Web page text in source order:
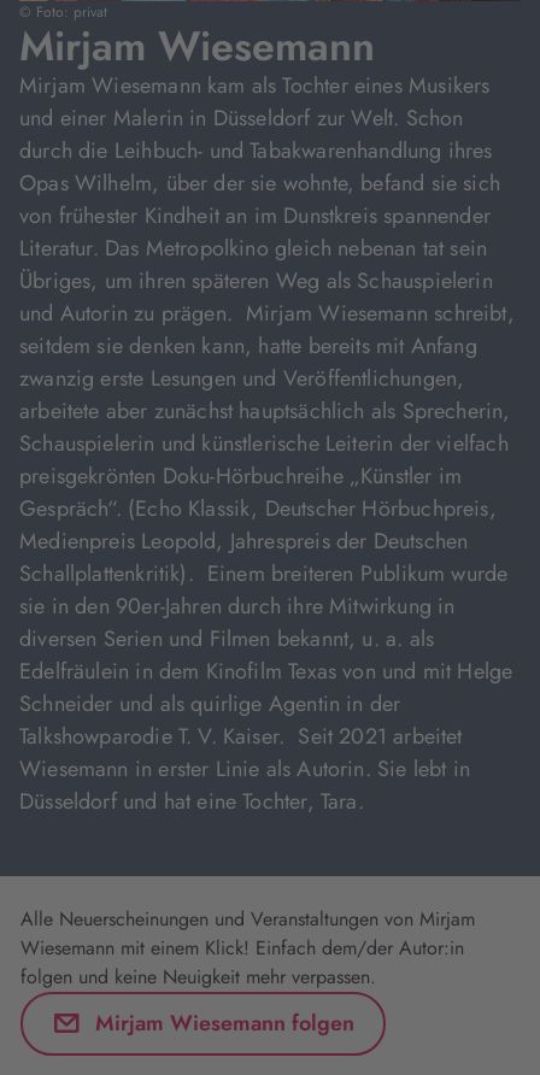
© Foto: privat
Mirjam Wiesemann
Mirjam Wiesemann kam als Tochter eines Musikers
und einer Malerin in Düsseldorf zur Welt. Schon
durch die Leihbuch- und Tabakwarenhandlung ihres
Opas Wilhelm, über der sie wohnte, befand sie sich
von frühester Kindheit an im Dunstkreis spannender
Literatur. Das Metropolkino gleich nebenan tat sein
Übriges, um ihren späteren Weg als Schauspielerin
und Autorin zu prägen. Mirjam Wiesemann schreibt,
seitdem sie denken kann, hatte bereits mit Anfang
zwanzig erste Lesungen und Veröffentlichungen,
arbeitete aber zunächst hauptsächlich als Sprecherin,
Schauspielerin und künstlerische Leiterin der vielfach
preisgekrönten Doku-Hörbuchreihe „Künstler im
Gespräch“. (Echo Klassik, Deutscher Hörbuchpreis,
Medienpreis Leopold, Jahrespreis der Deutschen
Schallplattenkritik). Einem breiteren Publikum wurde
sie in den 90er-Jahren durch ihre Mitwirkung in
diversen Serien und Filmen bekannt, u. a. als
Edelfräulein in dem Kinofilm Texas von und mit Helge
Schneider und als quirlige Agentin in der
Talkshowparodie T. V. Kaiser. Seit 2021 arbeitet
Wiesemann in erster Linie als Autorin. Sie lebt in
Düsseldorf und hat eine Tochter, Tara.
Alle Neuerscheinungen und Veranstaltungen von Mirjam
Wiesemann mit einem Klick! Einfach dem/der Autor:in
folgen und keine Neuigkeit mehr verpassen.
Mirjam Wiesemann folgen